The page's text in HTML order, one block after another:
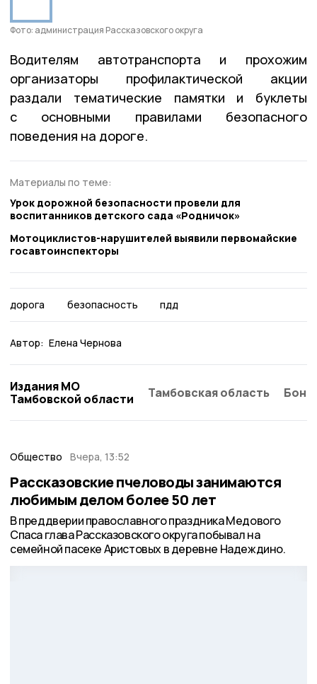
Фото: администрация Рассказовского округа
Водителям автотранспорта и прохожим
организаторы профилактической акции
раздали тематические памятки и буклеты
с основными правилами безопасного
поведения на дороге.
Материалы по теме:
Урок дорожной безопасности провели для
воспитанников детского сада «Родничок»
Мотоциклистов-нарушителей выявили первомайские
госавтоинспекторы
дорога безопасность пдд
Автор: Елена Чернова
Издания МО
Тамбовской области
Тамбовская область
Общество Вчера, 13:52
Рассказовские пчеловоды занимаются
любимым делом более 50 лет
В преддверии православного праздника Медового
Спаса глава Рассказовского округа побывал на
семейной пасеке Аристовых в деревне Надеждино.